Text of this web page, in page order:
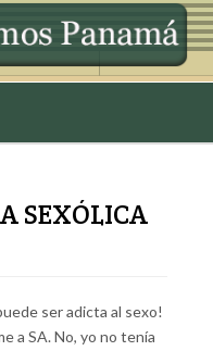
SEXÓLICA
ser adicta al sexo!
a SA. No, yo no tenía